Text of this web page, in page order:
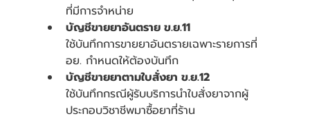
ที่มีการจำหน่าย
บัญชีขายยาอันตราย ข.ย.11
ใช้บันทึกการขายยาอันตรายเฉพาะรายการที่
อย. กำหนดให้ต้องบันทึก
บัญชีขายยาตามใบสั่งยา ข.ย.12
ใช้บันทึกกรณีผู้รับบริการนำใบสั่งยาจากผู้
ประกอบวิชาชีพมาซื้อยาที่ร้าน